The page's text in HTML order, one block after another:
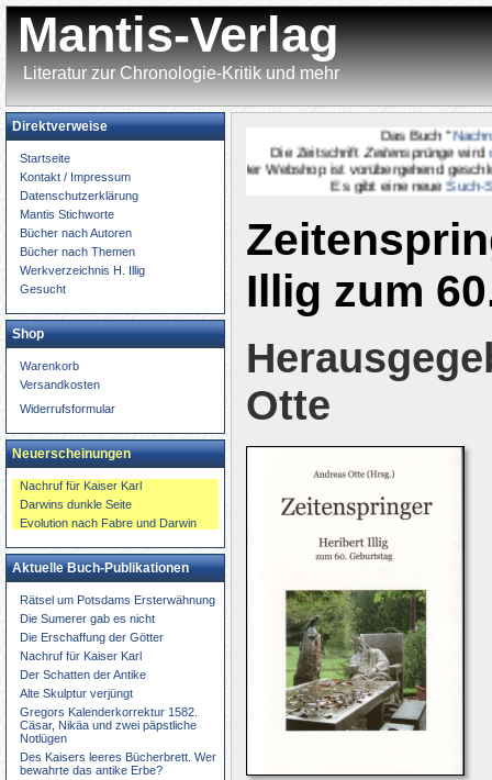
Mantis-Verlag
Literatur zur Chronologie-Kritik und mehr
Das Buch "Nachruf
Die ZeitschriftZeitensprüngewird
Der Webshop ist vorübergehend
Es gibt eine neueSuch-
Illig zum
Otte
Direktverweise
Startseite
Kontakt / Impressum
Datenschutzerklärung
Mantis Stichworte
Bücher nach Autoren
Bücher nach Themen
Werkverzeichnis H. Illig
Gesucht
Shop
Warenkorb
Versandkosten
Widerrufsformular
Neuerscheinungen
Nachruf für Kaiser Karl
Darwins dunkle Seite
Evolution nach Fabre und Darwin
Aktuelle Buch-Publikationen
Rätsel um Potsdams Ersterwähnung
Die Sumerer gab es nicht
Die Erschaffung der Götter
Nachruf für Kaiser Karl
Der Schatten der Antike
Alte Skulptur verjüngt
Gregors Kalenderkorrektur 1582.
Cäsar, Nikäa und zwei päpstliche
Notlügen
Des Kaisers leeres Bücherbrett. Wer
bewahrte das antike Erbe?